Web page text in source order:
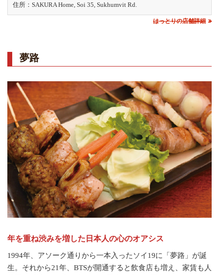
住所：SAKURA Home, Soi 35, Sukhumvit Rd.
はっとりの店舗詳細
夢路
年を重ね渋みを増した日本人の心のオアシス
1994年、アソーク通りから一本入ったソイ19に「夢路」が誕
生。それから21年、BTSが開通すると飲食店も増え、家賃も人